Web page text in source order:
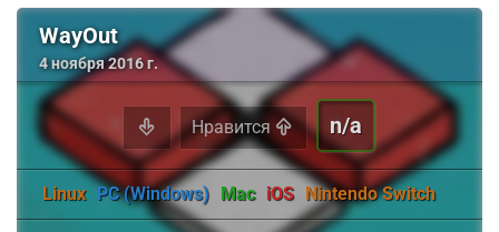
WayOut
4 ноября 2016 г.
Нравится n/a
Linux PC (Windows) Mac iOS Nintendo Switch